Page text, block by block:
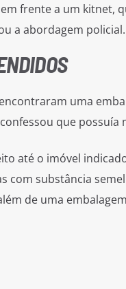
frente a um kitnet,
a abordagem policial.
uma
que
até o imóvel
com substância
de uma